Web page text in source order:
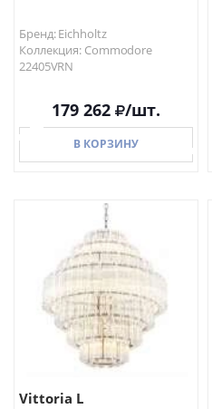
Бренд: Eichholtz
Коллекция: Commodore
22405VRN
179 262 /шт.
В КОРЗИНУ
В КОРЗИНУ
Vittoria L